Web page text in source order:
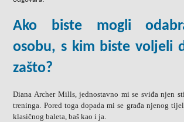
Ako biste mogli
osobu, s kim biste voljeli
zašto?
Diana Archer Mills, jednostavno mi se sviđa njen
treninga. Pored toga dopada mi se građa njenog
klasičnog baleta, baš kao i ja.